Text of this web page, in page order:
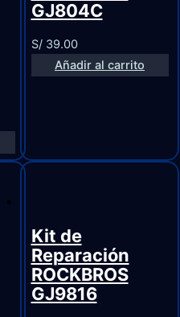
GJ804C
S/39.00
Añadir al carrito
Kit de
Reparación
ROCKBROS
GJ9816